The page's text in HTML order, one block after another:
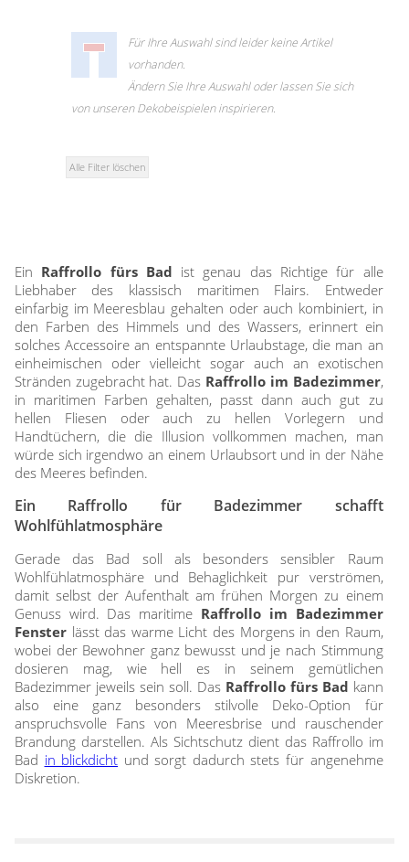
Plissee Modelle
Plissee Befestigungen
Plissee Messanleitung
Plissee Waschanleitung
Bambusrollo nach Maß
Bambusrollo in Standardgröße
Rollo Ersatzteile & Zubehör
Scheibengardinen in Standard-
Größen
Lamellenvorhang
Lamellen nach Maß
Fensterformen
Messanleitung
Jalousien nach Maß
Messanleitung
Tischdecke
Outdoor-Plissees
Konfigurator
Messanleitung
Gardinen
Schlaufenschals
Vorhangschals
Ösenschals
Kissen
Kissen
Fensterbilder
Fliegengitter
Gardinenstange
Stoffe
Panneaux
Für Ihre Auswahl sind leider keine Artikel
vorhanden.
Ändern Sie Ihre Auswahl oder lassen Sie sich
von unseren Dekobeispielen inspirieren.
Alle Filter löschen
Ein Raffrollo fürs Bad ist genau das Richtige für alle
Liebhaber des klassisch maritimen Flairs. Entweder
einfarbig im Meeresblau gehalten oder auch kombiniert, in
den Farben des Himmels und des Wassers, erinnert ein
solches Accessoire an entspannte Urlaubstage, die man an
einheimischen oder vielleicht sogar auch an exotischen
Stränden zugebracht hat. Das Raffrollo im Badezimmer,
in maritimen Farben gehalten, passt dann auch gut zu
hellen Fliesen oder auch zu hellen Vorlegern und
Handtüchern, die die Illusion vollkommen machen, man
würde sich irgendwo an einem Urlaubsort und in der Nähe
des Meeres befinden.
Ein Raffrollo für Badezimmer schafft
Wohlfühlatmosphäre
Gerade das Bad soll als besonders sensibler Raum
Wohlfühlatmosphäre und Behaglichkeit pur verströmen,
damit selbst der Aufenthalt am frühen Morgen zu einem
Genuss wird. Das maritime Raffrollo im Badezimmer
Fensterlässt das warme Licht des Morgens in den Raum,
wobei der Bewohner ganz bewusst und je nach Stimmung
dosieren mag, wie hell es in seinem gemütlichen
Badezimmer jeweils sein soll. Das Raffrollo fürs Bad kann
also eine ganz besonders stilvolle Deko-Option für
anspruchsvolle Fans von Meeresbrise und rauschender
Brandung darstellen. Als Sichtschutz dient das Raffrollo im
Bad in blickdicht und sorgt dadurch stets für angenehme
Diskretion.